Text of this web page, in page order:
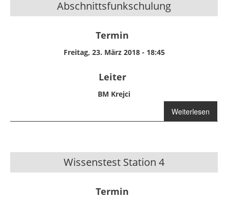
Abschnittsfunkschulung
Termin
Freitag, 23. März 2018 - 18:45
Leiter
BM Krejci
Weiterlesen
Wissenstest Station 4
Termin